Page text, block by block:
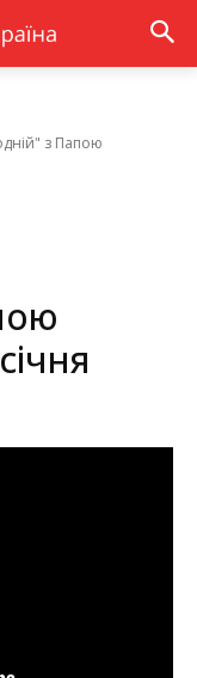
з Папою